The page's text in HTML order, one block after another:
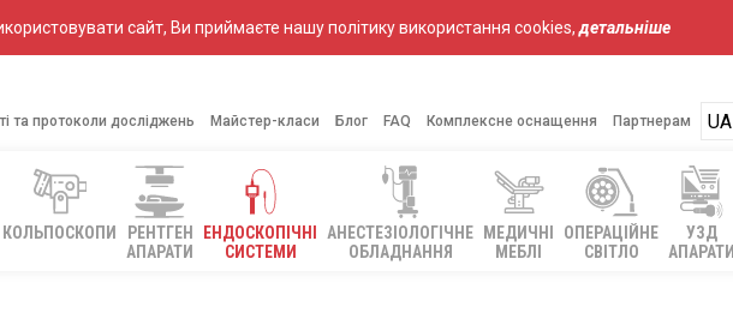
сайт, Ви приймаєте нашу політику використання cookies,детальніше
та протоколи досліджень Майстер-класи Блог FAQ Комплексне оснащення Партнерам UA
RU
КОЛЬПОСКОПИ
РЕНТГЕН
АПАРАТИ
ЕНДОСКОПІЧНІ
СИСТЕМИ
АНЕСТЕЗІОЛОГІЧНЕ
ОБЛАДНАННЯ
МЕДИЧНІ
МЕБЛІ
ОПЕРАЦІЙНЕ
СВІТЛО
УЗД
АПАРАТИ